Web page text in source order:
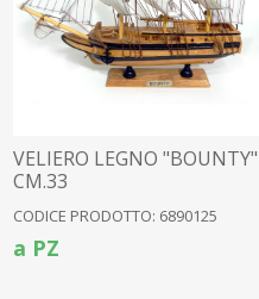
VELIERO LEGNO "BOUNTY"
CM.33
CODICE PRODOTTO: 6890125
a PZ